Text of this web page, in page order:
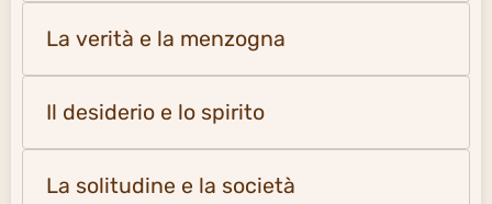
La verità e la menzogna
Il desiderio e lo spirito
La solitudine e la società